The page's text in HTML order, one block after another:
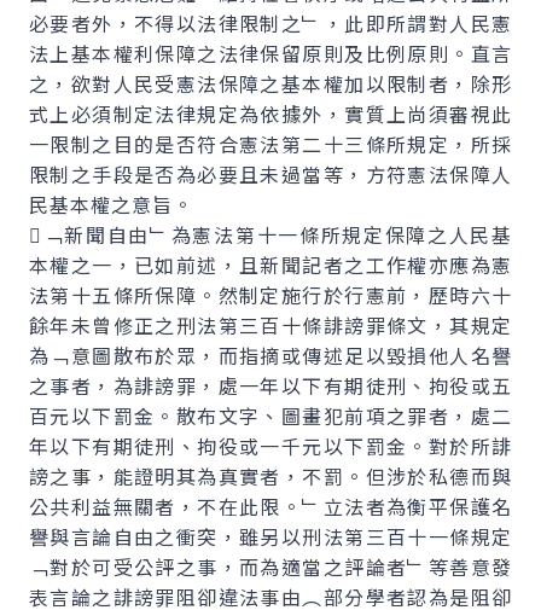
必要者外，不得以法律限制之﹂，此即所謂對人民憲
法上基本權利保障之法律保留原則及比例原則。直言
之，欲對人民受憲法保障之基本權加以限制者，除形
式上必須制定法律規定為依據外，實質上尚須審視此
一限制之目的是否符合憲法第二十三條所規定，所採
限制之手段是否為必要且未過當等，方符憲法保障人
民基本權之意旨。
﹁新聞自由﹂為憲法第十一條所規定保障之人民基
本權之一，已如前述，且新聞記者之工作權亦應為憲
法第十五條所保障。然制定施行於行憲前，歷時六十
餘年未曾修正之刑法第三百十條誹謗罪條文，其規定
為﹁意圖散布於眾，而指摘或傳述足以毀損他人名譽
之事者，為誹謗罪，處一年以下有期徒刑、拘役或五
百元以下罰金。散布文字、圖畫犯前項之罪者，處二
年以下有期徒刑、拘役或一千元以下罰金。對於所誹
謗之事，能證明其為真實者，不罰。但涉於私德而與
公共利益無關者，不在此限。﹂立法者為衡平保護名
譽與言論自由之衝突，雖另以刑法第三百十一條規定
﹁對於可受公評之事，而為適當之評論者﹂等善意發
表言論之誹謗罪阻卻違法事由︵部分學者認為是阻卻